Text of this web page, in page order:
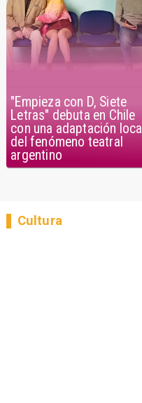
"Empieza con D, Siete
Letras" debuta en Chile
con una adaptación local
del fenómeno teatral
argentino
Cultura